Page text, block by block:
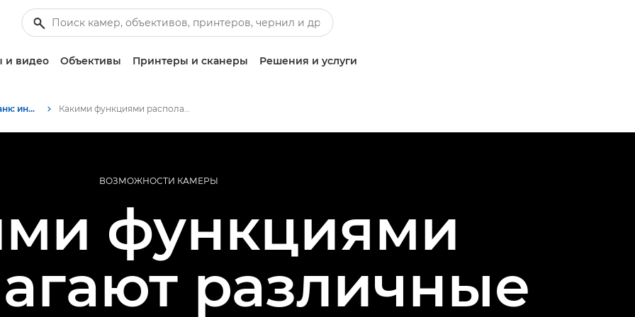
и видео Объективы Принтеры и сканеры Решения и услуги
Информационный банк: информационный ресурс для фотографов Какими функциями располагают различные камеры Canon
ВОЗМОЖНОСТИ КАМЕРЫ
функциями
различные